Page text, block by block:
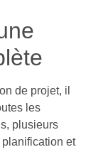
de projet, il
les
plusieurs
et